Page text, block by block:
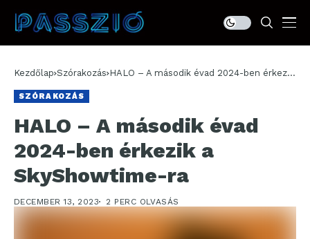
Kezdőlap Szórakozás HALO – A második évad 2024-ben érkezik
SZÓRAKOZÁS
HALO – A második évad
2024-ben érkezik a
SkyShowtime-ra
DECEMBER 13, 2023 2 PERC OLVASÁS